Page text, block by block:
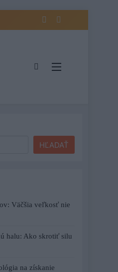
HĽADAŤ
Väčšia veľkosť nie
halu: Ako skrotiť silu
na získanie